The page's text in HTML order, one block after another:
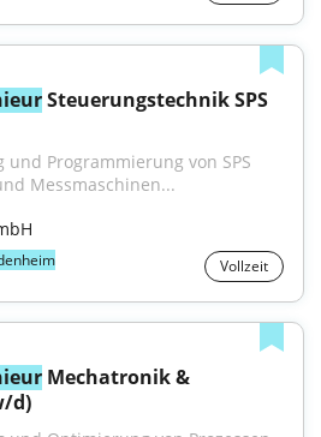
Steuerungstechnik SPS
Programmierung von SPS
Messmaschinen...
Vollzeit
Mechatronik &
d)